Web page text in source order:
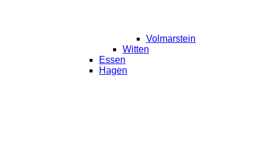
Volmarstein
Witten
Essen
Hagen